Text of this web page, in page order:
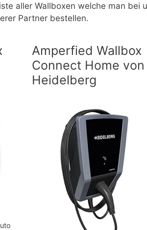
aller Wallboxen welche man bei
Partner bestellen.
Amperfied Wallbox
Connect Home von
Heidelberg